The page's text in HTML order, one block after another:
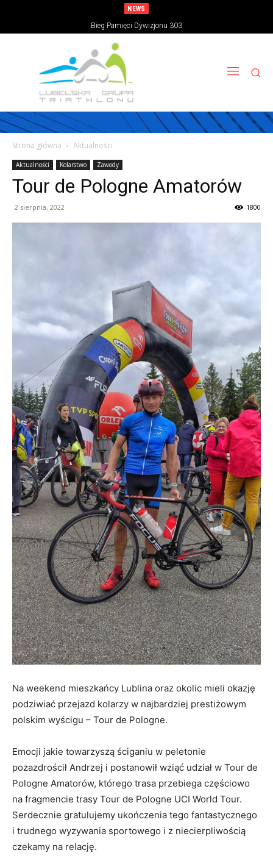
NEWS
Bieg Pamięci Dywizjonu 303
Strona główna Aktualności
Aktualności Kolarstwo Zawody
Tour de Pologne Amatorów
2 sierpnia, 2022 1800
Na weekend mieszkańcy Lublina oraz okolic mieli okazję
podziwiać przejazd kolarzy w najbardziej prestiżowym
polskim wyścigu – Tour de Pologne.
Emocji jakie towarzyszą ściganiu w peletonie
pozazdrościł Andrzej i postanowił wziąć udział w Tour de
Pologne Amatorów, którego trasa przebiega częściowo
na fragmencie trasy Tour de Pologne UCI World Tour.
Serdecznie gratulujemy ukończenia tego fantastycznego
i trudnego wyzywania sportowego i z niecierpliwością
czekamy na relację.